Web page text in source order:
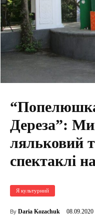
Дереза”:
ляльковий
спектаклі
Я культурний
By Daria Kozachuk 08.09.2020